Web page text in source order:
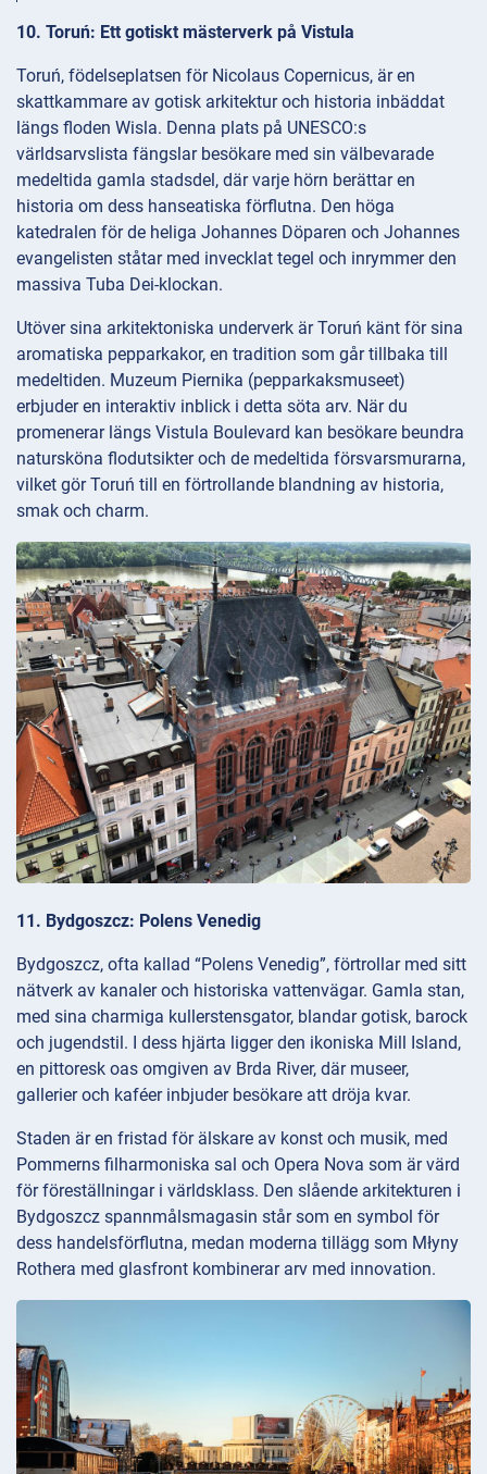
10. Toruń: Ett gotiskt mästerverk på Vistula
Toruń, födelseplatsen för Nicolaus Copernicus, är en
skattkammare av gotisk arkitektur och historia inbäddat
längs floden Wisla. Denna plats på UNESCO:s
världsarvslista fängslar besökare med sin välbevarade
medeltida gamla stadsdel, där varje hörn berättar en
historia om dess hanseatiska förflutna. Den höga
katedralen för de heliga Johannes Döparen och Johannes
evangelisten ståtar med invecklat tegel och inrymmer den
massiva Tuba Dei-klockan.
Utöver sina arkitektoniska underverk är Toruń känt för sina
aromatiska pepparkakor, en tradition som går tillbaka till
medeltiden. Muzeum Piernika (pepparkaksmuseet)
erbjuder en interaktiv inblick i detta söta arv. När du
promenerar längs Vistula Boulevard kan besökare beundra
natursköna flodutsikter och de medeltida försvarsmurarna,
vilket gör Toruń till en förtrollande blandning av historia,
smak och charm.
11. Bydgoszcz: Polens Venedig
Bydgoszcz, ofta kallad “Polens Venedig”, förtrollar med sitt
nätverk av kanaler och historiska vattenvägar. Gamla stan,
med sina charmiga kullerstensgator, blandar gotisk, barock
och jugendstil. I dess hjärta ligger den ikoniska Mill Island,
en pittoresk oas omgiven av Brda River, där museer,
gallerier och kaféer inbjuder besökare att dröja kvar.
Staden är en fristad för älskare av konst och musik, med
Pommerns filharmoniska sal och Opera Nova som är värd
för föreställningar i världsklass. Den slående arkitekturen i
Bydgoszcz spannmålsmagasin står som en symbol för
dess handelsförflutna, medan moderna tillägg som Młyny
Rothera med glasfront kombinerar arv med innovation.